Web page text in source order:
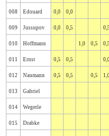
008 Edouard 0,0 0,0
009 Jussupov 0,0 0,5 0,5
010 Hoffmann 1,0 0,5 0,5
011 Ernst 0,5 0,5
012 Naumann 0,5 0,5 0,5
013 Gabriel
014 Wegerle
015 Drabke